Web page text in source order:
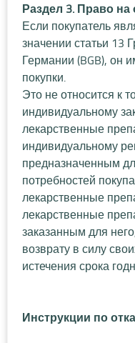
Раздел 3. Право на
Если покупатель
значении статьи 13
Германии (BGB), он
покупки.
Это не относится к
индивидуальному
лекарственные
индивидуальному
предназначенным
потребностей
лекарственные
лекарственные
заказанным для
возврату в силу
истечения срока
Инструкции по